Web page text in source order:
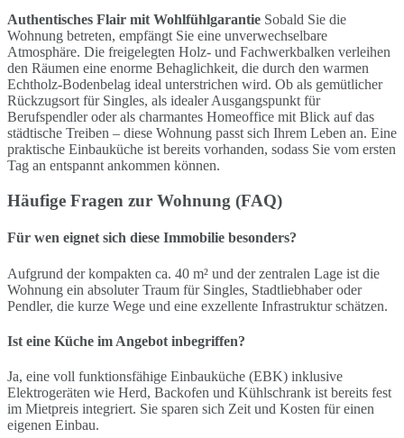
Authentisches Flair mit Wohlfühlgarantie Sobald Sie die
Wohnung betreten, empfängt Sie eine unverwechselbare
Atmosphäre. Die freigelegten Holz- und Fachwerkbalken verleihen
den Räumen eine enorme Behaglichkeit, die durch den warmen
Echtholz-Bodenbelag ideal unterstrichen wird. Ob als gemütlicher
Rückzugsort für Singles, als idealer Ausgangspunkt für
Berufspendler oder als charmantes Homeoffice mit Blick auf das
städtische Treiben – diese Wohnung passt sich Ihrem Leben an. Eine
praktische Einbauküche ist bereits vorhanden, sodass Sie vom ersten
Tag an entspannt ankommen können.
Häufige Fragen zur Wohnung (FAQ)
Für wen eignet sich diese Immobilie besonders?
Aufgrund der kompakten ca. 40 m² und der zentralen Lage ist die
Wohnung ein absoluter Traum für Singles, Stadtliebhaber oder
Pendler, die kurze Wege und eine exzellente Infrastruktur schätzen.
Ist eine Küche im Angebot inbegriffen?
Ja, eine voll funktionsfähige Einbauküche (EBK) inklusive
Elektrogeräten wie Herd, Backofen und Kühlschrank ist bereits fest
im Mietpreis integriert. Sie sparen sich Zeit und Kosten für einen
eigenen Einbau.